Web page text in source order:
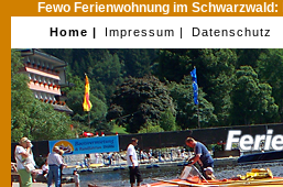
Fewo Ferienwohnung im Schwarzwald:
Home | Impressum | Datenschutz